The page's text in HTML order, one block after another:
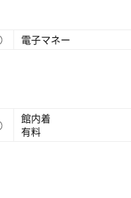
電子マネー
館内着
有料